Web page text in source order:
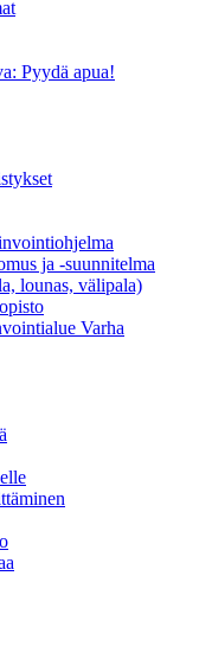
Pyydä apua!
ja -suunnitelma
lounas, välipala)
Varha